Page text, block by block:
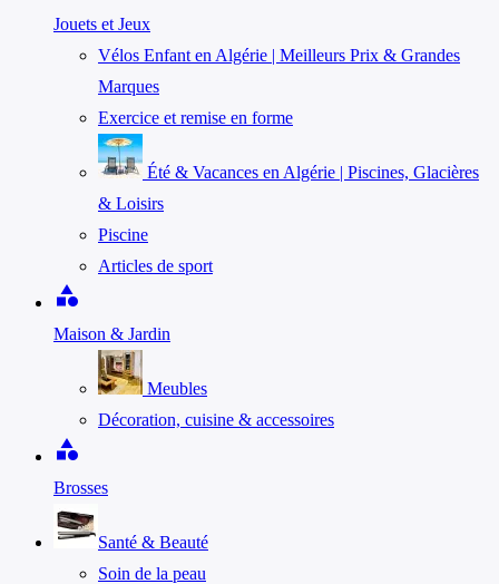
Jouets et Jeux
Vélos Enfant en Algérie | Meilleurs Prix & Grandes
Marques
Exercice et remise en forme
Été & Vacances en Algérie | Piscines, Glacières
& Loisirs
Piscine
Articles de sport
category
Maison & Jardin
Meubles
Décoration, cuisine & accessoires
category
Brosses
Santé & Beauté
Soin de la peau